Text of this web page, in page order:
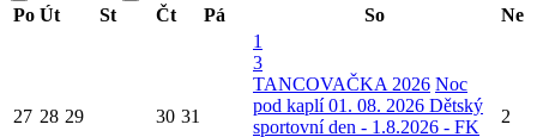
Po Út St Čt Pá So Ne
27 28 29 30 31
1
3
TANCOVAČKA 2026 Noc
pod kaplí 01. 08. 2026 Dětský
sportovní den - 1.8.2026 - FK
2